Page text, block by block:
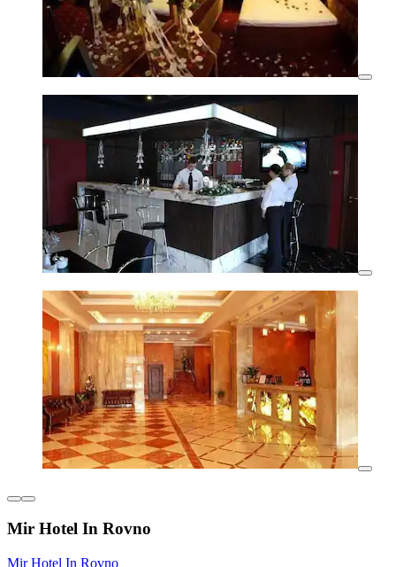
Mir Hotel In Rovno
Mir Hotel In Rovno